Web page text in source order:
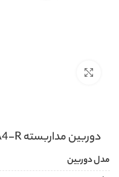
دوربین مداربسته PL-IPC-BW4688A4-R کیو پلاس
مدل دوربین